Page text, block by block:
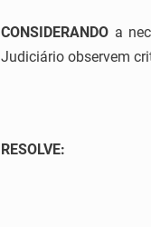
CONSIDERANDO a
Judiciário observem
RESOLVE: